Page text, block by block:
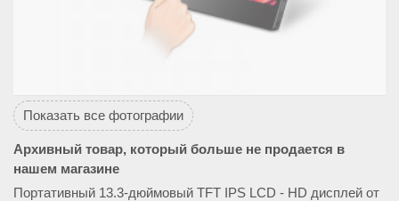
Показать все фотографии
Архивный товар, который больше не продается в
нашем магазине
Портативный 13.3-дюймовый TFT IPS LCD - HD дисплей от